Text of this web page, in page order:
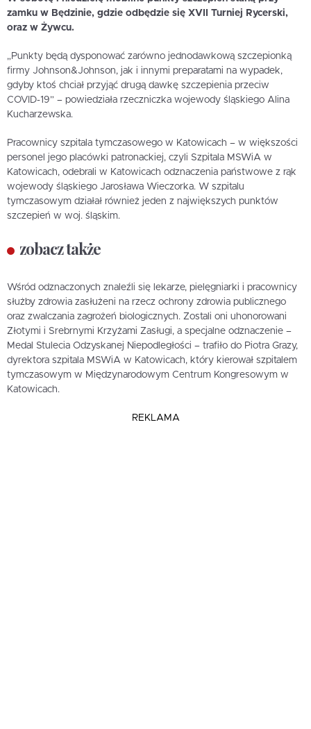
zamku w Będzinie, gdzie odbędzie się XVII Turniej Rycerski,
oraz w Żywcu.
„Punkty będą dysponować zarówno jednodawkową szczepionką
firmy Johnson&Johnson, jak i innymi preparatami na wypadek,
gdyby ktoś chciał przyjąć drugą dawkę szczepienia przeciw
COVID-19” – powiedziała rzeczniczka wojewody śląskiego Alina
Kucharzewska.
Pracownicy szpitala tymczasowego w Katowicach – w większości
personel jego placówki patronackiej, czyli Szpitala MSWiA w
Katowicach, odebrali w Katowicach odznaczenia państwowe z rąk
wojewody śląskiego Jarosława Wieczorka. W szpitalu
tymczasowym działał również jeden z największych punktów
szczepień w woj. śląskim.
zobacz także
Wśród odznaczonych znaleźli się lekarze, pielęgniarki i pracownicy
służby zdrowia zasłużeni na rzecz ochrony zdrowia publicznego
oraz zwalczania zagrożeń biologicznych. Zostali oni uhonorowani
Złotymi i Srebrnymi Krzyżami Zasługi, a specjalne odznaczenie –
Medal Stulecia Odzyskanej Niepodległości – trafiło do Piotra Grazy,
dyrektora szpitala MSWiA w Katowicach, który kierował szpitalem
tymczasowym w Międzynarodowym Centrum Kongresowym w
Katowicach.
REKLAMA